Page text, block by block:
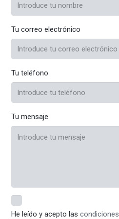
Tu correo electrónico
Tu teléfono
Tu mensaje
He leído y acepto las condiciones